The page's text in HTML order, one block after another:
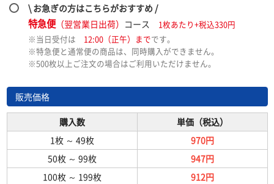
\ お急ぎの方はこちらがおすすめ /
特急便（翌営業日出荷） コース
1枚あたり+税込330円
※当日受付は 12:00（正午）までです。
※特急便と通常便の商品は、同時購入ができません。
※500枚以上ご注文の場合はご利用いただけません。
販売価格
購入数
単価（税込）
1枚 ～ 49枚
970円
50枚 ～ 99枚
947円
100枚 ～ 199枚
912円